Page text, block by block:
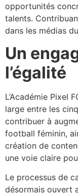
opportunités
talents.
dans les médias
Un
l’égalité
L’Académie Pixel
large entre les
contribuer à
football féminin,
création de
une voie claire
Le processus de
désormais ouvert